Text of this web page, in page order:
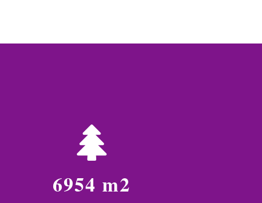
6954 m2